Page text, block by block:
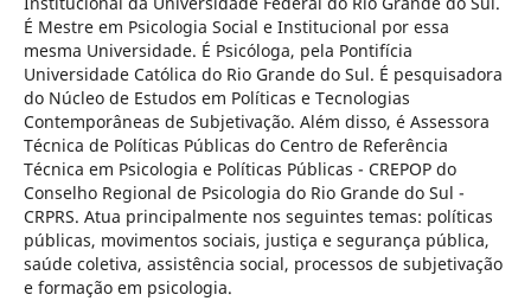
É Mestre em Psicologia Social e Institucional por essa
mesma Universidade. É Psicóloga, pela Pontifícia
Universidade Católica do Rio Grande do Sul. É pesquisadora
do Núcleo de Estudos em Políticas e Tecnologias
Contemporâneas de Subjetivação. Além disso, é Assessora
Técnica de Políticas Públicas do Centro de Referência
Técnica em Psicologia e Políticas Públicas - CREPOP do
Conselho Regional de Psicologia do Rio Grande do Sul -
CRPRS. Atua principalmente nos seguintes temas: políticas
públicas, movimentos sociais, justiça e segurança pública,
saúde coletiva, assistência social, processos de subjetivação
e formação em psicologia.